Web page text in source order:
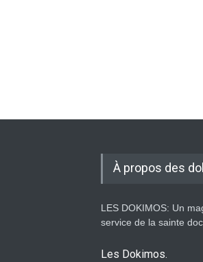
À propos des
LES DOKIMOS: Un
service de la sainte
Les Dokimos.